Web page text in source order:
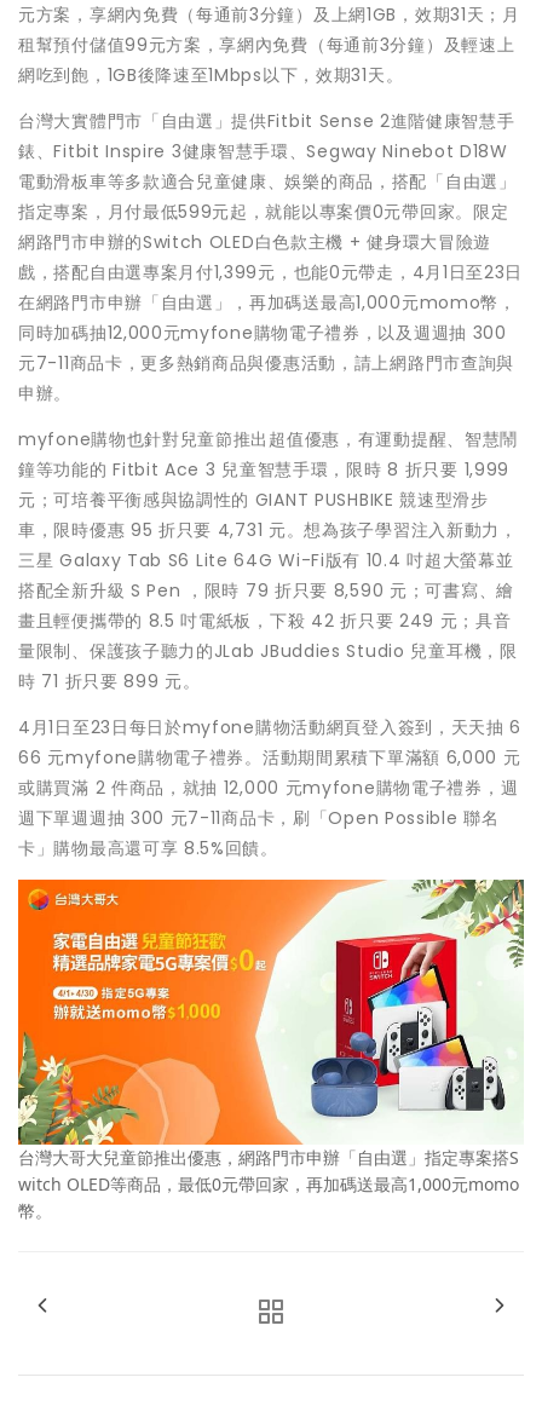
元方案，享網內免費（每通前3分鐘）及上網1GB，效期31天；月
租幫預付儲值99元方案，享網內免費（每通前3分鐘）及輕速上
網吃到飽，1GB後降速至1Mbps以下，效期31天。
台灣大實體門市「自由選」提供Fitbit Sense 2進階健康智慧手
錶、Fitbit Inspire 3健康智慧手環、Segway Ninebot D18W
電動滑板車等多款適合兒童健康、娛樂的商品，搭配「自由選」
指定專案，月付最低599元起，就能以專案價0元帶回家。限定
網路門市申辦的Switch OLED白色款主機 + 健身環大冒險遊
戲，搭配自由選專案月付1,399元，也能0元帶走，4月1日至23日
在網路門市申辦「自由選」，再加碼送最高1,000元momo幣，
同時加碼抽12,000元myfone購物電子禮券，以及週週抽 300
元7-11商品卡，更多熱銷商品與優惠活動，請上網路門市查詢與
申辦。
myfone購物也針對兒童節推出超值優惠，有運動提醒、智慧鬧
鐘等功能的 Fitbit Ace 3 兒童智慧手環，限時 8 折只要 1,999
元；可培養平衡感與協調性的 GIANT PUSHBIKE 競速型滑步
車，限時優惠 95 折只要 4,731 元。想為孩子學習注入新動力，
三星 Galaxy Tab S6 Lite 64G Wi-Fi版有 10.4 吋超大螢幕並
搭配全新升級 S Pen ，限時 79 折只要 8,590 元；可書寫、繪
畫且輕便攜帶的 8.5 吋電紙板，下殺 42 折只要 249 元；具音
量限制、保護孩子聽力的JLab JBuddies Studio 兒童耳機，限
時 71 折只要 899 元。
4月1日至23日每日於myfone購物活動網頁登入簽到，天天抽 6
66 元myfone購物電子禮券。活動期間累積下單滿額 6,000 元
或購買滿 2 件商品，就抽 12,000 元myfone購物電子禮券，週
週下單週週抽 300 元7-11商品卡，刷「Open Possible 聯名
卡」購物最高還可享 8.5%回饋。
台灣大哥大兒童節推出優惠，網路門市申辦「自由選」指定專案搭S
witch OLED等商品，最低0元帶回家，再加碼送最高1,000元momo
幣。